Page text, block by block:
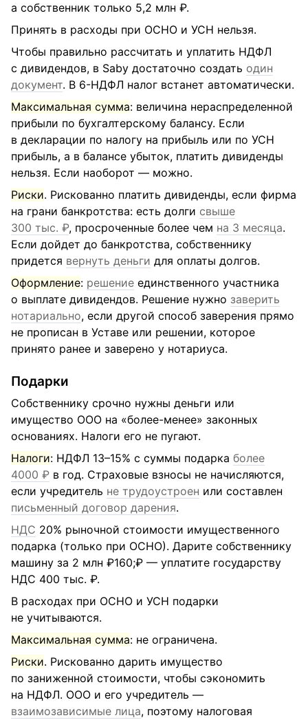
а собственник только 5,2 млн ₽.
Принять в расходы при ОСНО и УСН нельзя.
Чтобы правильно рассчитать и уплатить НДФЛ
с дивидендов, в Saby достаточно создать один
документ. В 6-НДФЛ налог встанет автоматически.
Максимальная сумма: величина нераспределенной
прибыли по бухгалтерскому балансу. Если
в декларации по налогу на прибыль или по УСН
прибыль, а в балансе убыток, платить дивиденды
нельзя. Если наоборот — можно.
Риски. Рискованно платить дивиденды, если фирма
на грани банкротства: есть долги свыше
300 тыс. ₽, просроченные более чем на 3 месяца.
Если дойдет до банкротства, собственнику
придется вернуть деньги для оплаты долгов.
Оформление: решение единственного участника
о выплате дивидендов. Решение нужно заверить
нотариально, если другой способ заверения прямо
не прописан в Уставе или решении, которое
принято ранее и заверено у нотариуса.
Подарки
Собственнику срочно нужны деньги или
имущество ООО на «более-менее» законных
основаниях. Налоги его не пугают.
Налоги: НДФЛ 13–15% с суммы подарка более
4000 ₽ в год. Страховые взносы не начисляются,
если учредитель не трудоустроен или составлен
письменный договор дарения.
НДС 20% рыночной стоимости имущественного
подарка (только при ОСНО). Дарите собственнику
машину за 2 млн ₽160;₽ — уплатите государству
НДС 400 тыс. ₽.
В расходах при ОСНО и УСН подарки
не учитываются.
Максимальная сумма: не ограничена.
Риски. Рискованно дарить имущество
по заниженной стоимости, чтобы сэкономить
на НДФЛ. ООО и его учредитель —
взаимозависимые лица, поэтому налоговая